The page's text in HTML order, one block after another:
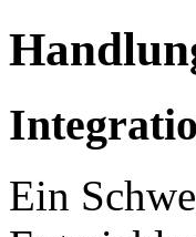
Ein